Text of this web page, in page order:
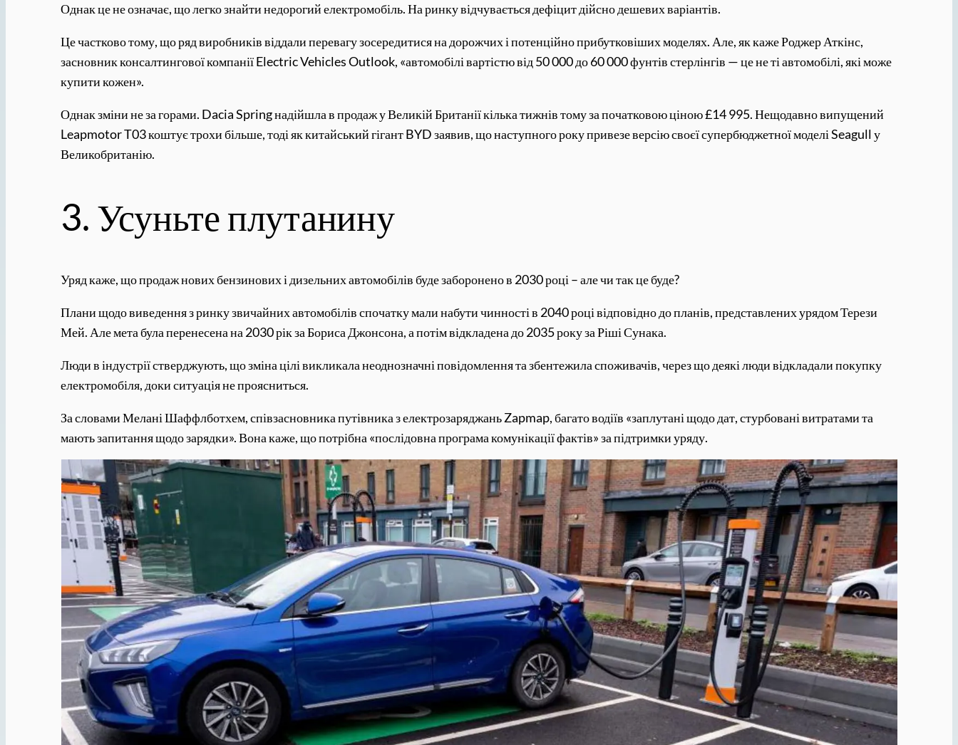
Однак це не означає, що легко знайти недорогий електромобіль. На ринку відчувається дефіцит дійсно дешевих варіантів.
Це частково тому, що ряд виробників віддали перевагу зосередитися на дорожчих і потенційно прибутковіших моделях. Але, як каже Роджер Аткінс,
засновник консалтингової компанії Electric Vehicles Outlook, «автомобілі вартістю від 50 000 до 60 000 фунтів стерлінгів — це не ті автомобілі, які може
купити кожен».
Однак зміни не за горами. Dacia Spring надійшла в продаж у Великій Британії кілька тижнів тому за початковою ціною £14 995. Нещодавно випущений
Leapmotor T03 коштує трохи більше, тоді як китайський гігант BYD заявив, що наступного року привезе версію своєї супербюджетної моделі Seagull у
Великобританію.
3. Усуньте плутанину
Уряд каже, що продаж нових бензинових і дизельних автомобілів буде заборонено в 2030 році – але чи так це буде?
Плани щодо виведення з ринку звичайних автомобілів спочатку мали набути чинності в 2040 році відповідно до планів, представлених урядом Терези
Мей. Але мета була перенесена на 2030 рік за Бориса Джонсона, а потім відкладена до 2035 року за Ріші Сунака.
Люди в індустрії стверджують, що зміна цілі викликала неоднозначні повідомлення та збентежила споживачів, через що деякі люди відкладали покупку
електромобіля, доки ситуація не проясниться.
За словами Мелані Шаффлботхем, співзасновника путівника з електрозаряджань Zapmap, багато водіїв «заплутані щодо дат, стурбовані витратами та
мають запитання щодо зарядки». Вона каже, що потрібна «послідовна програма комунікації фактів» за підтримки уряду.